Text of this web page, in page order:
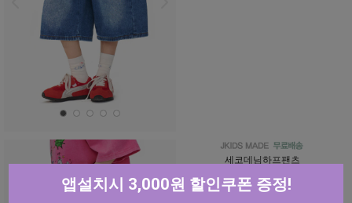
세코데님하프팬츠
36,800원10% ↓
33,200원
앱설치시 3,000원 할인쿠폰 증정!